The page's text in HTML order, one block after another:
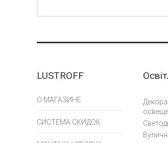
LUSTROFF
О МАГАЗИНЕ
СИСТЕМА СКИДОК